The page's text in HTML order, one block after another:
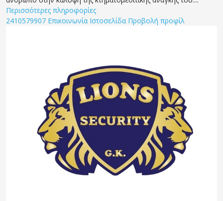
Περισσότερες πληροφορίες
2410579907 Επικοινωνία Ιστοσελίδα Προβολή προφίλ